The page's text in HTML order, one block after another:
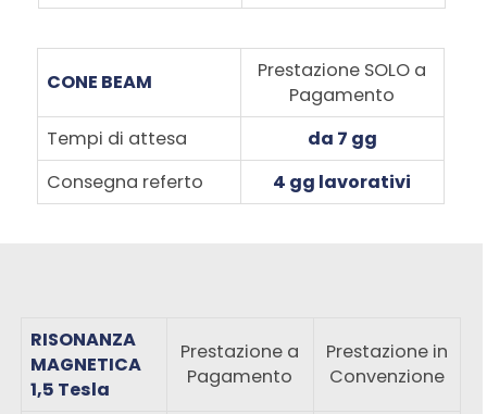
CONE BEAM
Prestazione SOLO a
Pagamento
Tempi di attesa
da 7 gg
Consegna referto
4 gg lavorativi
RISONANZA
MAGNETICA
1,5 Tesla
Prestazione a
Pagamento
Prestazione in
Convenzione